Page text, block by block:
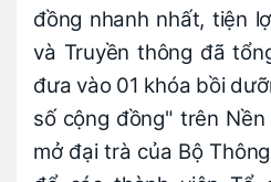
đồng nhanh nhất, tiện
và Truyền thông đã
đưa vào 01 khóa bồi
số cộng đồng" trên
mở đại trà của Bộ